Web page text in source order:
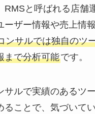
RMSと呼ばれる店舗
ーザー情報や売上情
ンサルでは独自のツ
まで分析可能です。
サルで実績のあるツ
ることで、気づいて